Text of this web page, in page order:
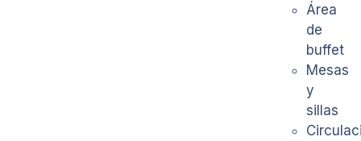
Área
de
buffet
Mesas
y
sillas